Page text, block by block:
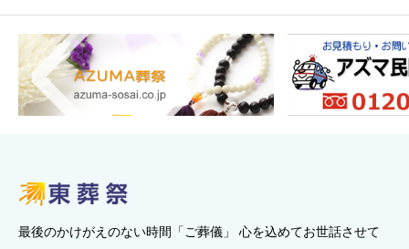
最後のかけがえのない時間「ご葬儀」 心を込めてお世話させて